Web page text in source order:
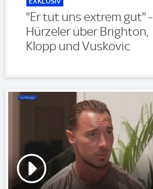
"Er tut uns extrem gut" -
Hürzeler über Brighton,
Klopp und Vuskovic